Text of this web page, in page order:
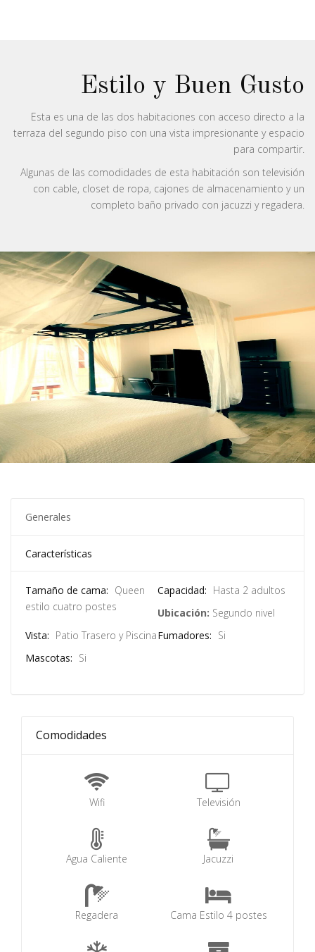
Estilo y Buen Gusto
Esta es una de las dos habitaciones con acceso directo a la
terraza del segundo piso con una vista impresionante y espacio
para compartir.
Algunas de las comodidades de esta habitación son televisión
con cable, closet de ropa, cajones de almacenamiento y un
completo baño privado con jacuzzi y regadera.
Generales
Características
Tamaño de cama: Queen
estilo cuatro postes
Capacidad: Hasta 2 adultos
Ubicación: Segundo nivel
Vista: Patio Trasero y PiscinaFumadores: Si
Mascotas: Si
Comodidades
Wifi Televisión
Agua Caliente Jacuzzi
Regadera Cama Estilo 4 postes